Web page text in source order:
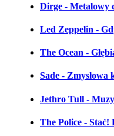
Dirge - Metalowy
Led Zeppelin -
The Ocean -
Sade - Zmysłowa
Jethro Tull -
The Police - Stać!